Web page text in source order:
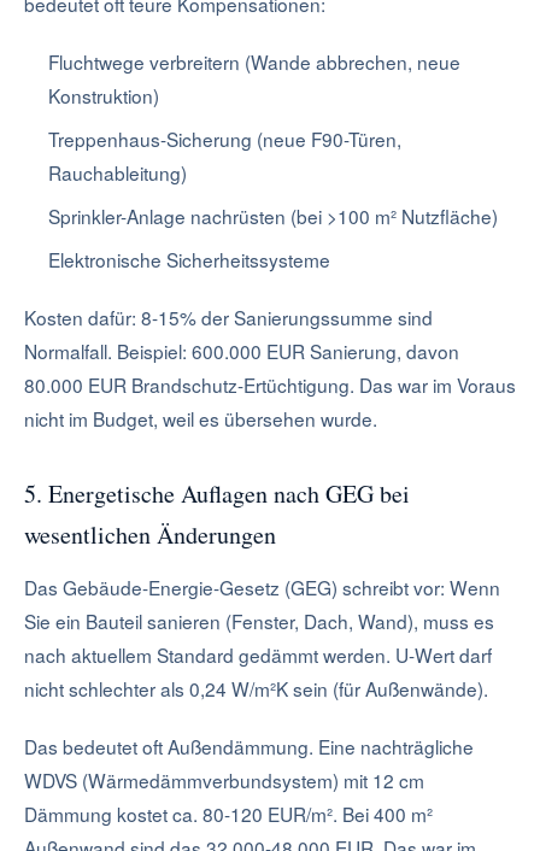
Fluchtwege verbreitern (Wande abbrechen, neue
Konstruktion)
Treppenhaus-Sicherung (neue F90-Türen,
Rauchableitung)
Sprinkler-Anlage nachrüsten (bei >100 m² Nutzfläche)
Elektronische Sicherheitssysteme
Kosten dafür: 8-15% der Sanierungssumme sind
Normalfall. Beispiel: 600.000 EUR Sanierung, davon
80.000 EUR Brandschutz-Ertüchtigung. Das war im Voraus
nicht im Budget, weil es übersehen wurde.
5. Energetische Auflagen nach GEG bei
wesentlichen Änderungen
Das Gebäude-Energie-Gesetz (GEG) schreibt vor: Wenn
Sie ein Bauteil sanieren (Fenster, Dach, Wand), muss es
nach aktuellem Standard gedämmt werden. U-Wert darf
nicht schlechter als 0,24 W/m²K sein (für Außenwände).
Das bedeutet oft Außendämmung. Eine nachträgliche
WDVS (Wärmedämmverbundsystem) mit 12 cm
Dämmung kostet ca. 80-120 EUR/m². Bei 400 m²